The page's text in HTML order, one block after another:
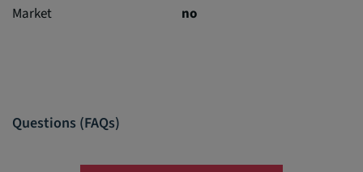
Market
no
Questions (FAQs)